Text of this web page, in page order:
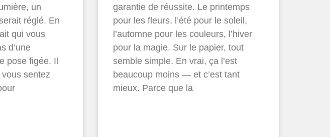
un
réglé. En
qui vous
d’une
pose figée. Il
sentez
garantie de réussite. Le printemps
pour les fleurs, l’été pour le soleil,
l’automne pour les couleurs, l’hiver
pour la magie. Sur le papier, tout
semble simple. En vrai, ça l’est
beaucoup moins — et c’est tant
mieux. Parce que la